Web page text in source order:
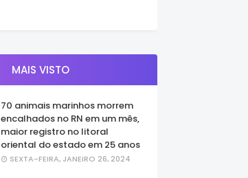
MAIS VISTO
70 animais marinhos morrem
encalhados no RN em um mês,
maior registro no litoral
oriental do estado em 25 anos
SEXTA-FEIRA, JANEIRO 26, 2024